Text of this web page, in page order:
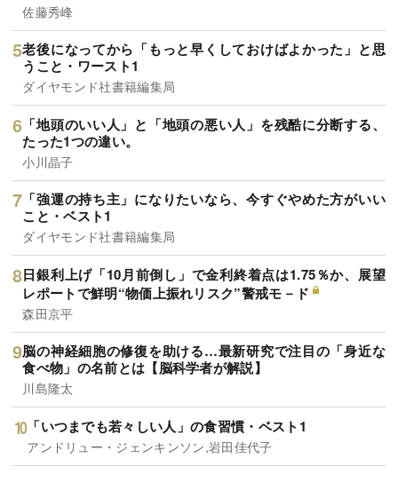
佐藤秀峰
老後になってから「もっと早くしておけばよかった」と思
うこと・ワースト1
ダイヤモンド社書籍編集局
「地頭のいい人」と「地頭の悪い人」を残酷に分断する、
たった1つの違い。
小川晶子
「強運の持ち主」になりたいなら、今すぐやめた方がいい
こと・ベスト1
ダイヤモンド社書籍編集局
日銀利上げ「10月前倒し」で金利終着点は1.75％か、展望
レポートで鮮明“物価上振れリスク”警戒モ－ド
森田京平
脳の神経細胞の修復を助ける…最新研究で注目の「身近な
食べ物」の名前とは【脳科学者が解説】
川島隆太
「いつまでも若々しい人」の食習慣・ベスト1
アンドリュー・ジェンキンソン,岩田佳代子